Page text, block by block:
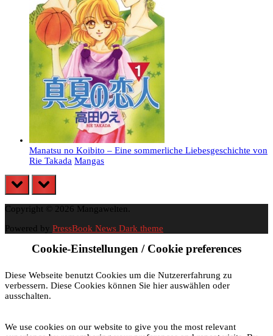
Manatsu no Koibito – Eine sommerliche Liebesgeschichte von
Rie Takada Mangas
prev next
Copyright © 2026 Mangawelten.
Powered by PressBook News Dark theme
Cookie-Einstellungen / Cookie preferences
Diese Webseite benutzt Cookies um die Nutzererfahrung zu
verbessern. Diese Cookies können Sie hier auswählen oder
ausschalten.
We use cookies on our website to give you the most relevant